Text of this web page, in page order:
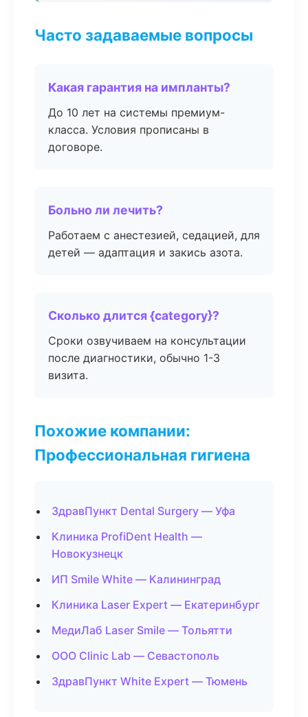
Часто задаваемые вопросы
Какая гарантия на импланты?
До 10 лет на системы премиум-
класса. Условия прописаны в
договоре.
Больно ли лечить?
Работаем с анестезией, седацией, для
детей — адаптация и закись азота.
Сколько длится {category}?
Сроки озвучиваем на консультации
после диагностики, обычно 1-3
визита.
Похожие компании:
Профессиональная гигиена
ЗдравПункт Dental Surgery — Уфа
Клиника ProfiDent Health —
Новокузнецк
ИП Smile White — Калининград
Клиника Laser Expert — Екатеринбург
МедиЛаб Laser Smile — Тольятти
ООО Clinic Lab — Севастополь
ЗдравПункт White Expert — Тюмень